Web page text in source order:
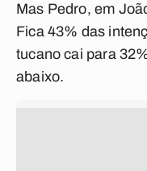
Mas Pedro, em
Fica 43% das
tucano cai para
abaixo.